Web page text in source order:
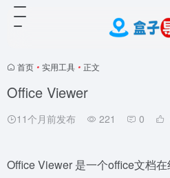
首页 • 实用工具 • 正文
Office Viewer
11个月前发布 221 0
Office Viewer 是一个office文档